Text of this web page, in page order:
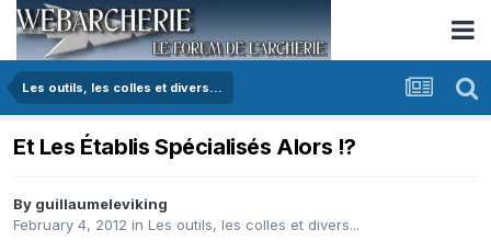
Les outils, les colles et divers...
Et Les Établis Spécialisés Alors !?
By guillaumeleviking
February 4, 2012 in Les outils, les colles et divers...